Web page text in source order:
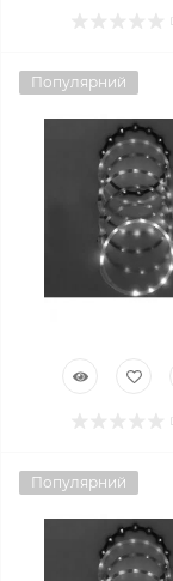
Популярний
Популярний